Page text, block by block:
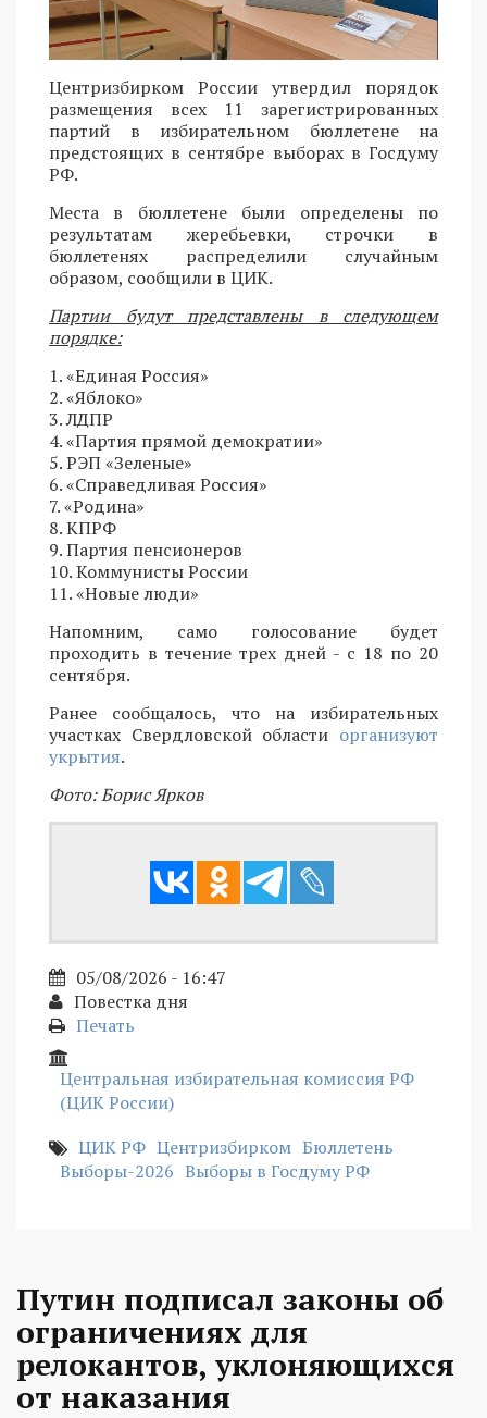
Центризбирком России утвердил порядок
размещения всех 11 зарегистрированных
партий в избирательном бюллетене на
предстоящих в сентябре выборах в Госдуму
РФ.
Места в бюллетене были определены по
результатам жеребьевки, строчки в
бюллетенях распределили случайным
образом, сообщили в ЦИК.
Партии будут представлены в следующем
порядке:
1. «Единая Россия»
2. «Яблоко»
3. ЛДПР
4. «Партия прямой демократии»
5. РЭП «Зеленые»
6. «Справедливая Россия»
7. «Родина»
8. КПРФ
9. Партия пенсионеров
10. Коммунисты России
11. «Новые люди»
Напомним, само голосование будет
проходить в течение трех дней - с 18 по 20
сентября.
Ранее сообщалось, что на избирательных
участках Свердловской области организуют
укрытия.
Фото: Борис Ярков
05/08/2026 - 16:47
Повестка дня
Печать
Центральная избирательная комиссия РФ
(ЦИК России)
ЦИК РФ Центризбирком Бюллетень
Выборы-2026 Выборы в Госдуму РФ
Путин подписал законы об
ограничениях для
релокантов, уклоняющихся
от наказания